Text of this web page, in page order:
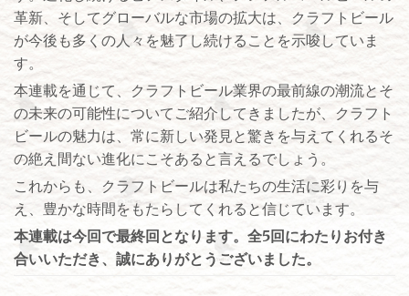
革新、そしてグローバルな市場の拡大は、クラフトビール
が今後も多くの人々を魅了し続けることを示唆していま
す。
本連載を通じて、クラフトビール業界の最前線の潮流とそ
の未来の可能性についてご紹介してきましたが、クラフト
ビールの魅力は、常に新しい発見と驚きを与えてくれるそ
の絶え間ない進化にこそあると言えるでしょう。
これからも、クラフトビールは私たちの生活に彩りを与
え、豊かな時間をもたらしてくれると信じています。
本連載は今回で最終回となります。全5回にわたりお付き
合いいただき、誠にありがとうございました。